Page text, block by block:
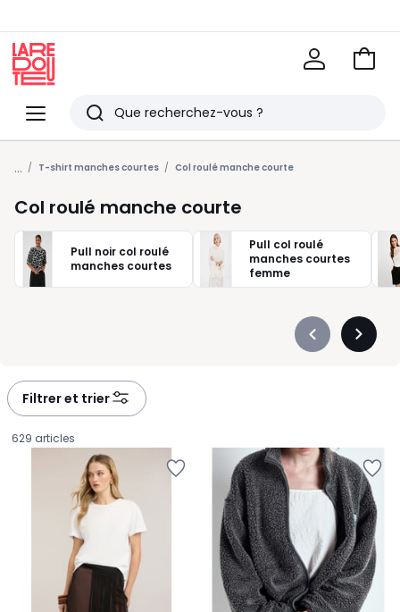
Menu
Redoute
Rechercher
Derniers
articles
vus
Voir
... T-shirt manches courtes Col roulé manche courte
Col roulé manche courte
Pull noir col roulé
manches courtes
Pull col roulé
manches courtes
femme
Précédent
Filtrer et trier
629 articles